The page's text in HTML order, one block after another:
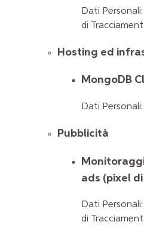
Dati
di
Hosting ed
MongoDB
Dati
Pubblicità
ads (pixel
Dati
di